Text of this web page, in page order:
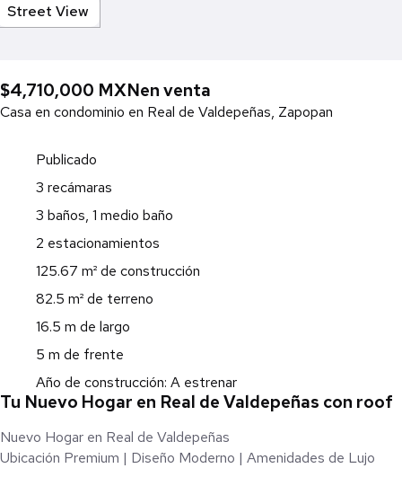
Street View
$4,710,000 MXNen venta
Casa en condominio en Real de Valdepeñas, Zapopan
Publicado
3 recámaras
3 baños, 1 medio baño
2 estacionamientos
125.67 m² de construcción
82.5 m² de terreno
16.5 m de largo
5 m de frente
Año de construcción: A estrenar
Tu Nuevo Hogar en Real de Valdepeñas con roof
Nuevo Hogar en Real de Valdepeñas
Ubicación Premium | Diseño Moderno | Amenidades de Lujo